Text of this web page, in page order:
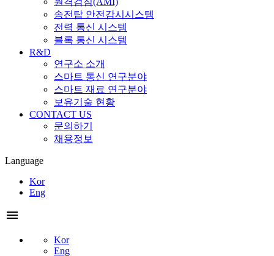
송전탑 안전감시시스템
전력 통신 시스템
블록 통신 시스템
R&D
연구소 소개
스마트 통신 연구분야
스마트 재료 연구분야
보유기술 현황
CONTACT US
문의하기
채용정보
Language
Kor
Eng
menu
Kor
Eng